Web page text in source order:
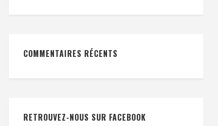
COMMENTAIRES RÉCENTS
RETROUVEZ-NOUS SUR FACEBOOK